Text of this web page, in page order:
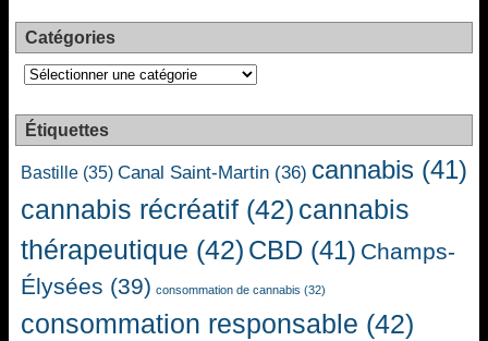
Catégories
Catégories
Étiquettes
Bastille (35) Canal Saint-Martin (36) cannabis (41)
cannabis récréatif (42) cannabis
thérapeutique (42) CBD (41) Champs-
Élysées (39) consommation de cannabis (32)
consommation responsable (42)